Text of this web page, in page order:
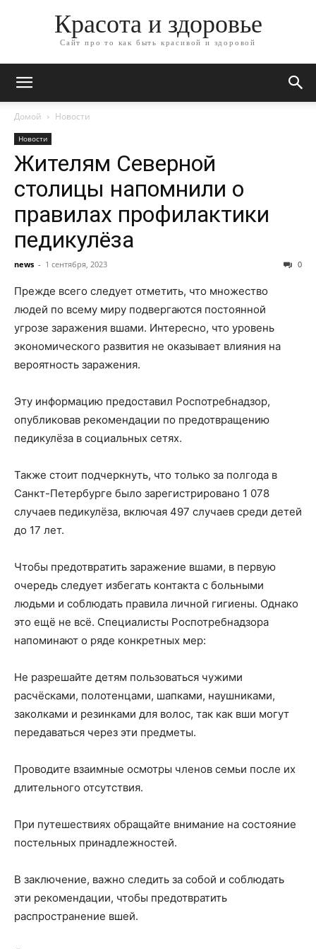
Красота и здоровье
Сайт про то как быть красивой и здоровой
Домой Новости
Новости
Жителям Северной
столицы напомнили о
правилах профилактики
педикулёза
news - 1 сентября, 2023 0
Прежде всего следует отметить, что множество
людей по всему миру подвергаются постоянной
угрозе заражения вшами. Интересно, что уровень
экономического развития не оказывает влияния на
вероятность заражения.
Эту информацию предоставил Роспотребнадзор,
опубликовав рекомендации по предотвращению
педикулёза в социальных сетях.
Также стоит подчеркнуть, что только за полгода в
Санкт-Петербурге было зарегистрировано 1 078
случаев педикулёза, включая 497 случаев среди детей
до 17 лет.
Чтобы предотвратить заражение вшами, в первую
очередь следует избегать контакта с больными
людьми и соблюдать правила личной гигиены. Однако
это ещё не всё. Специалисты Роспотребнадзора
напоминают о ряде конкретных мер:
Не разрешайте детям пользоваться чужими
расчёсками, полотенцами, шапками, наушниками,
заколками и резинками для волос, так как вши могут
передаваться через эти предметы.
Проводите взаимные осмотры членов семьи после их
длительного отсутствия.
При путешествиях обращайте внимание на состояние
постельных принадлежностей.
В заключение, важно следить за собой и соблюдать
эти рекомендации, чтобы предотвратить
распространение вшей.